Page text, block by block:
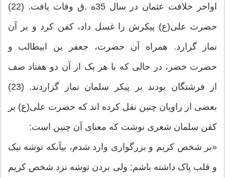
اواخر خلافت عثمان در سال 35ه .ق وفات یافت. (22)
حضرت علی(ع) پیکرش را غسل داد، کفن کرد و بر آن
نماز گزارد. همراه آن حضرت، جعفر بن‏ ابی‏طالب و
حضرت خضر، در حالی که با هر یک از آن دو هفتاد صف
از فرشتگان بودند بر پیکر سلمان نماز گزاردند. (23)
بعضی از راویان چنین نقل کرده‏ اند که حضرت علی(ع) بر
کفن سلمان شعری نوشت که معنای آن چنین است:
«بر شخص کریم و بزرگواری وارد شدم، بی‏آنکه توشه نیک
و قلب پاک داشته باشم; ولی بردن توشه نزد شخص کریم